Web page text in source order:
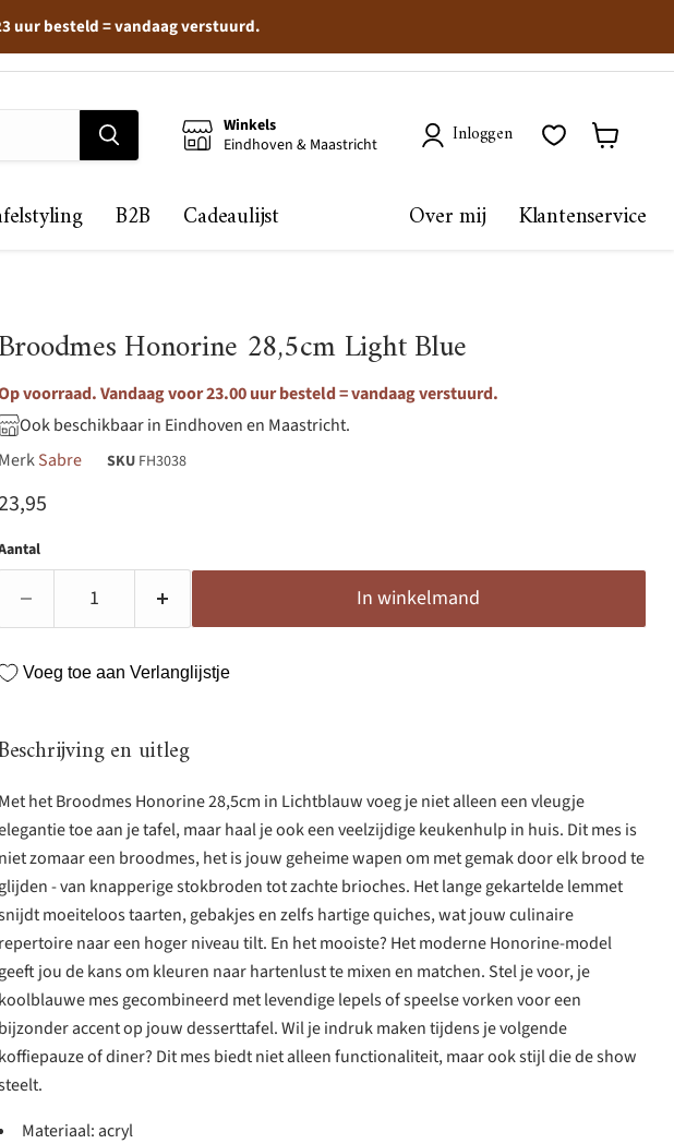
uur besteld = vandaag verstuurd.
Winkels
Eindhoven & Maastricht
Inloggen
B2B Cadeaulijst Over mij Klantenservice
Broodmes Honorine 28,5cm Light Blue
voorraad. Vandaag voor 23.00 uur besteld = vandaag verstuurd.
Ook beschikbaar in Eindhoven en Maastricht.
MerkSabre SKU FH3038
prijs
In winkelmand
Voeg toe aan Verlanglijstje
en uitleg
Met het Broodmes Honorine 28,5cm in Lichtblauw voeg je niet alleen een vleugje
toe aan je tafel, maar haal je ook een veelzijdige keukenhulp in huis. Dit mes is
niet zomaar een broodmes, het is jouw geheime wapen om met gemak door elk brood te
glijden - van knapperige stokbroden tot zachte brioches. Het lange gekartelde lemmet
moeiteloos taarten, gebakjes en zelfs hartige quiches, wat jouw culinaire
repertoire naar een hoger niveau tilt. En het mooiste? Het moderne Honorine-model
geeft jou de kans om kleuren naar hartenlust te mixen en matchen. Stel je voor, je
koolblauwe mes gecombineerd met levendige lepels of speelse vorken voor een
bijzonder accent op jouw desserttafel. Wil je indruk maken tijdens je volgende
koffiepauze of diner? Dit mes biedt niet alleen functionaliteit, maar ook stijl die de show
Materiaal: acryl